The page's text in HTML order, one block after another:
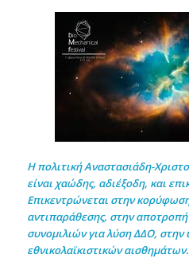
Η πολιτική Αναστασιάδη-
είναι χαώδης, αδιέξοδη, και
Επικεντρώνεται στην
αντιπαράθεσης, στην αποτροπή
συνομιλιών για λύση ΔΔΟ, στην
εθνικολαϊκιστικών αισθημάτων.